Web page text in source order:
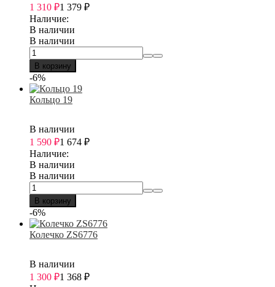
1 310 ₽1 379 ₽
Наличие:
В наличии
В наличии
В корзину
-6%
Кольцо 19
В наличии
1 590 ₽1 674 ₽
Наличие:
В наличии
В наличии
В корзину
-6%
Колечко ZS6776
В наличии
1 300 ₽1 368 ₽